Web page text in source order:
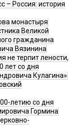
– Россия: история
монастыря
Великой
гражданина
Вязинина
не терпит лености,
лет со дня
Кулагина»
летию со дня
Гормина